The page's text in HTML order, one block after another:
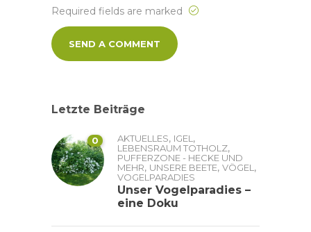
Required fields are marked
Letzte Beiträge
0 AKTUELLES, IGEL ,
LEBENSRAUM TOTHOLZ,
PUFFERZONE - HECKE UND
MEHR, UNSERE BEETE, VÖGEL ,
VOGELPARADIES
Unser Vogelparadies –
eine Doku